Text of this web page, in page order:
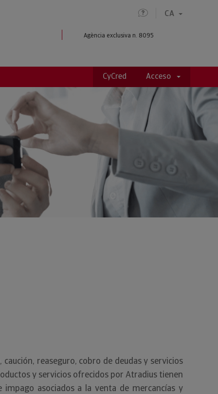
CA
Agència exclusiva n. 8095
CyCred Acceso
reaseguro, cobro de deudas y servicios
y servicios ofrecidos por Atradius tienen
asociados a la venta de mercancías y